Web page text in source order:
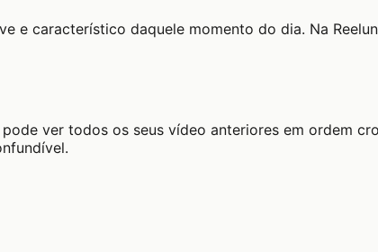
e característico daquele momento do dia. Na
ver todos os seus vídeo anteriores em ordem